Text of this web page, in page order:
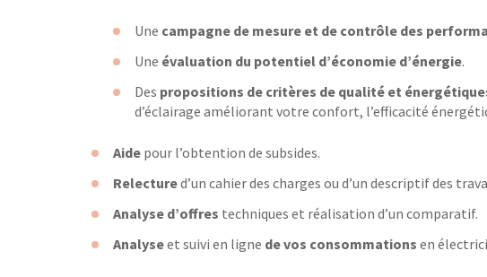
Une campagne de mesure et de contrôle des
Une évaluation du potentiel d’économie d’énergie.
Des propositions de critères de qualité et
d’éclairage améliorant votre confort, l’efficacité
Aide pour l’obtention de subsides.
Relectured’un cahier des charges ou d’un descriptif des
Analyse d’offres techniques et réalisation d’un comparatif.
Analyseet suivi en ligne de vos consommations en